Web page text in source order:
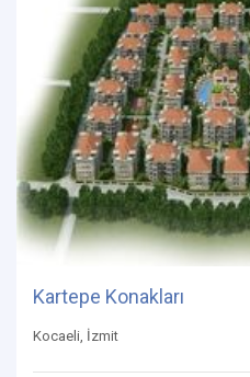
Kartepe Konakları
Kocaeli, İzmit